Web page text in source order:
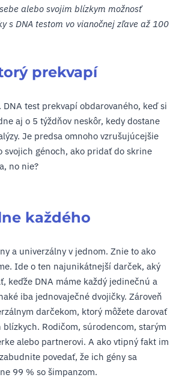
alebo svojim blízkym možnosť
s DNA testom vo vianočnej zľave až 100
prekvapí
test prekvapí obdarovaného, keď si
aj o 5 týždňov neskôr, kedy dostane
Je predsa omnoho vzrušujúcejšie
svojich génoch, ako pridať do skrine
no nie?
každého
a univerzálny v jednom. Znie to ako
Ide o ten najunikátnejší darček, aký
keďže DNA máme každý jedinečnú a
iba jednovaječné dvojičky. Zároveň
darčekom, ktorý môžete darovať
blízkych. Rodičom, súrodencom, starým
alebo partnerovi. A ako vtipný fakt im
povedať, že ich gény sa
99 % so šimpanzom.